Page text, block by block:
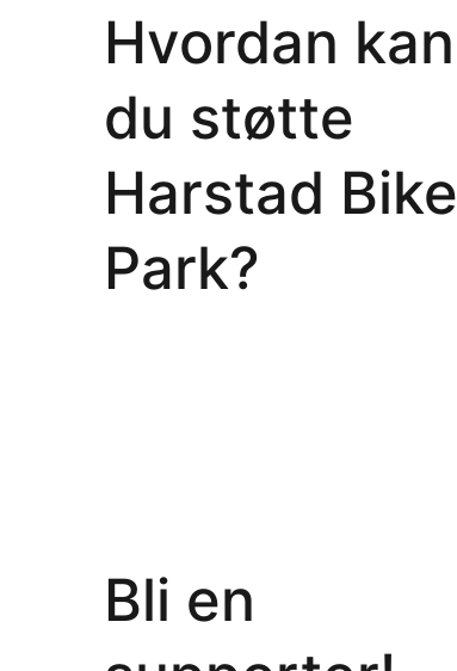
Hvordan kan
du støtte
Harstad Bike
Park?
Bli en